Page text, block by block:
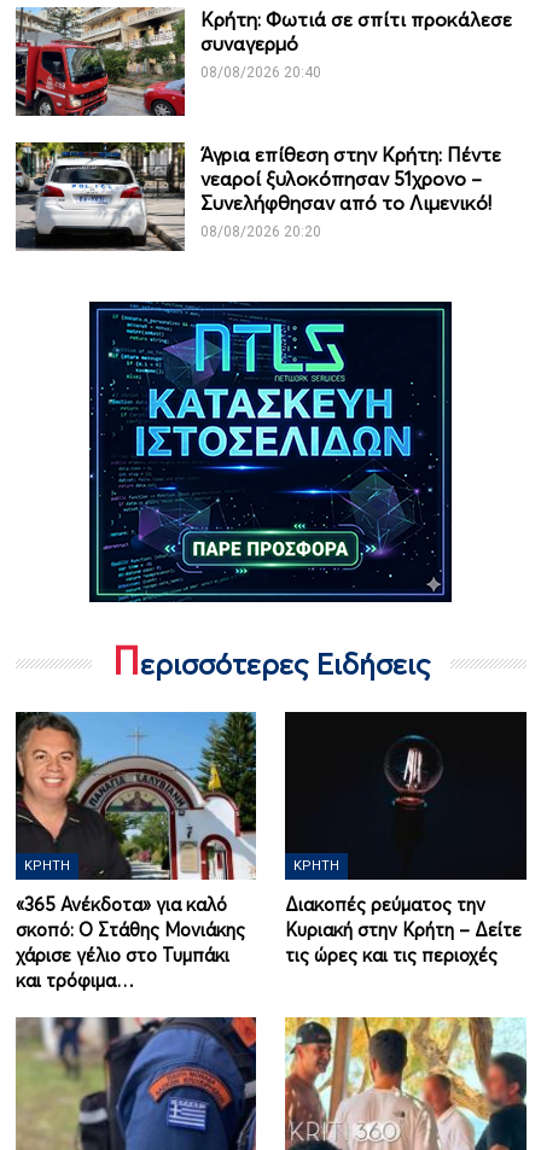
Κρήτη: Φωτιά σε σπίτι προκάλεσε
συναγερμό
08/08/2026 20:40
Άγρια επίθεση στην Κρήτη: Πέντε
νεαροί ξυλοκόπησαν 51χρονο –
Συνελήφθησαν από το Λιμενικό!
08/08/2026 20:20
Περισσότερες Ειδήσεις
ΚΡΉΤΗ
«365 Ανέκδοτα» για καλό
σκοπό: Ο Στάθης Μονιάκης
χάρισε γέλιο στο Τυμπάκι
και τρόφιμα…
ΚΡΉΤΗ
Διακοπές ρεύματος την
Κυριακή στην Κρήτη – Δείτε
τις ώρες και τις περιοχές